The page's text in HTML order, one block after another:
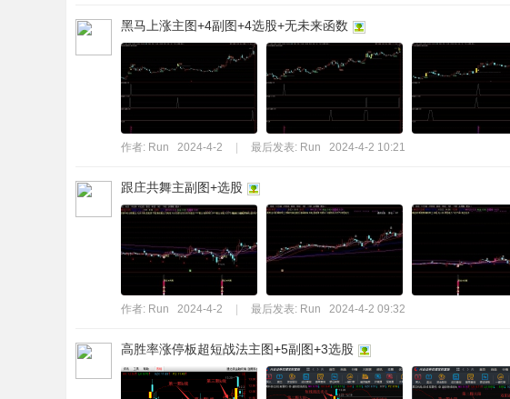
黑马上涨主图+4副图+4选股+无未来函数
作者: Run 2024-4-2 最后发表: Run 2024-4-2 10:21
跟庄共舞主副图+选股
作者: Run 2024-4-2 最后发表: Run 2024-4-2 09:32
高胜率涨停板超短战法主图+5副图+3选股